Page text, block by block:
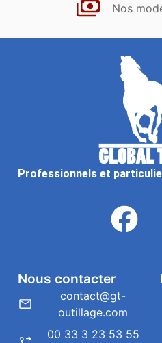
Nos
Professionnels et
Nous contacter
contact@gt-
outillage.com
00 33 3 23 53 55